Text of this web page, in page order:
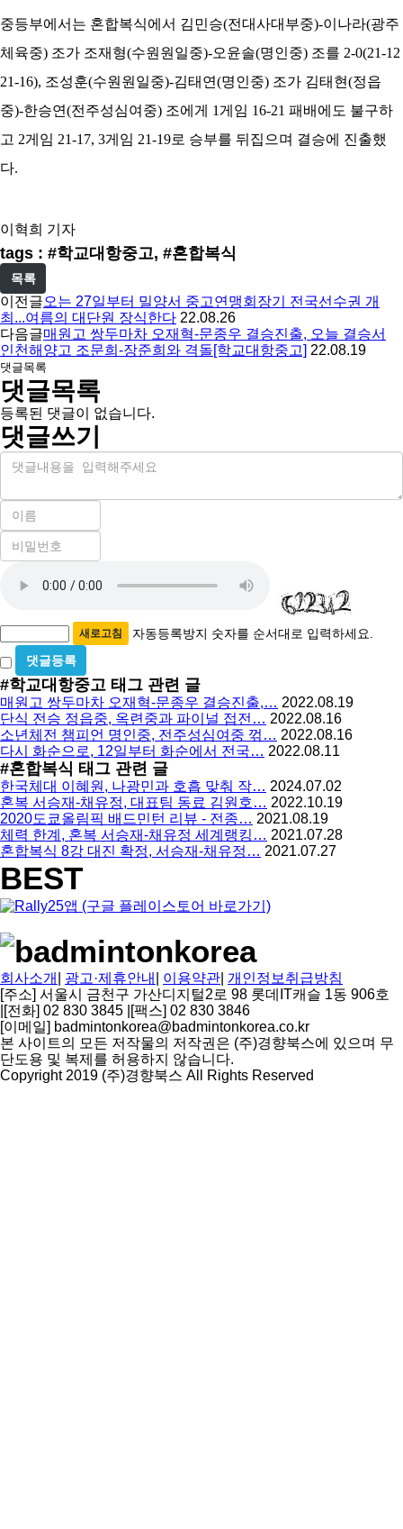
중등부에서는 혼합복식에서 김민승(전대사대부중)-이나라(광주
체육중) 조가 조재형(수원원일중)-오윤솔(명인중) 조를 2-0(21-12
21-16), 조성훈(수원원일중)-김태연(명인중) 조가 김태현(정읍
중)-한승연(전주성심여중) 조에게 1게임 16-21 패배에도 불구하
고 2게임 21-17, 3게임 21-19로 승부를 뒤집으며 결승에 진출했
다.
이혁희 기자
tags : #학교대항중고, #혼합복식
목록
이전글오는 27일부터 밀양서 중고연맹회장기 전국선수권 개
최...여름의 대단원 장식한다 22.08.26
다음글매원고 쌍두마차 오재혁-문종우 결승진출, 오늘 결승서
인천해양고 조문희-장준희와 격돌[학교대항중고] 22.08.19
댓글목록
댓글목록
등록된 댓글이 없습니다.
댓글쓰기
내
이
필
수
비
밀
방
지
새로고침 자동등록방지 숫자를 순서대로 입력하세요.
비
밀
글
사
용
#학교대항중고 태그 관련 글
매원고 쌍두마차 오재혁-문종우 결승진출,… 2022.08.19
단식 전승 정읍중, 옥련중과 파이널 접전… 2022.08.16
소년체전 챔피언 명인중, 전주성심여중 꺾… 2022.08.16
다시 화순으로, 12일부터 화순에서 전국… 2022.08.11
#혼합복식 태그 관련 글
한국체대 이혜원, 나광민과 호흡 맞춰 작… 2024.07.02
혼복 서승재-채유정, 대표팀 동료 김원호… 2022.10.19
2020도쿄올림픽 배드민턴 리뷰 - 전종… 2021.08.19
체력 한계, 혼복 서승재-채유정 세계랭킹… 2021.07.28
혼합복식 8강 대진 확정, 서승재-채유정… 2021.07.27
BEST
회사소개 광고·제휴안내 이용약관 개인정보취급방침
[주소] 서울시 금천구 가산디지털2로 98 롯데IT캐슬 1동 906호
[전화] 02 830 3845 [팩스] 02 830 3846
[이메일] badmintonkorea@badmintonkorea.co.kr
본 사이트의 모든 저작물의 저작권은 (주)경향북스에 있으며 무
단도용 및 복제를 허용하지 않습니다.
Copyright 2019 (주)경향북스 All Rights Reserved